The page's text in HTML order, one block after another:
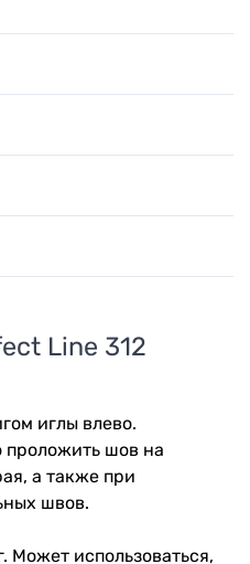
Line 312
иглы влево.
проложить шов на
а также при
швов.
Может использоваться,